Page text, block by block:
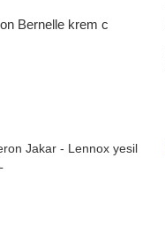
Bernelle krem с